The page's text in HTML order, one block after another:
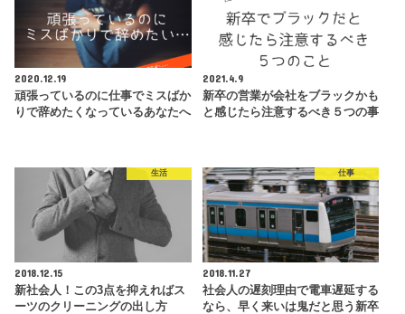
2020.12.19
頑張っているのに仕事でミスばか
りで辞めたくなっているあなたへ
2021.4.9
新卒の営業が会社をブラックかも
と感じたら注意するべき５つの事
生活
2018.12.15
新社会人！この3点を抑えればス
ーツのクリーニングの出し方
仕事
2018.11.27
社会人の遅刻理由で電車遅延する
なら、早く来いは鬼だと思う新卒